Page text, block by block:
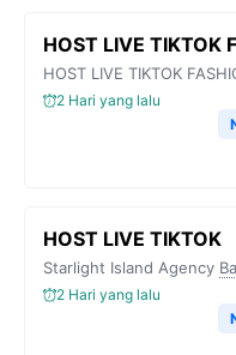
HOST LIVE TIKTOK
HOST LIVE TIKTOK
2 Hari yang lalu
HOST LIVE TIKTOK
Starlight Island Agency
2 Hari yang lalu